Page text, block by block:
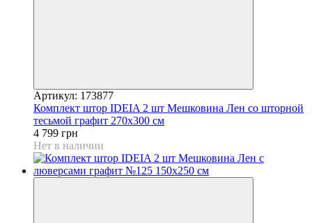
Артикул: 173877
Комплект штор IDEIA 2 шт Мешковина Лен со шторной
тесьмой графит 270х300 см
4 799 грн
Нет в наличии